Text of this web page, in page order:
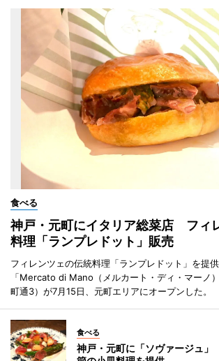
食べる
神戸・元町にイタリア総菜店 フィ
料理「ランプレドット」販売
フィレンツェの伝統料理「ランプレドット」を提
「Mercato di Mano（メルカート・ディ・マーノ
町通3）が7月15日、元町エリアにオープンした。
食べる
神戸・元町に「ソヴァージュ